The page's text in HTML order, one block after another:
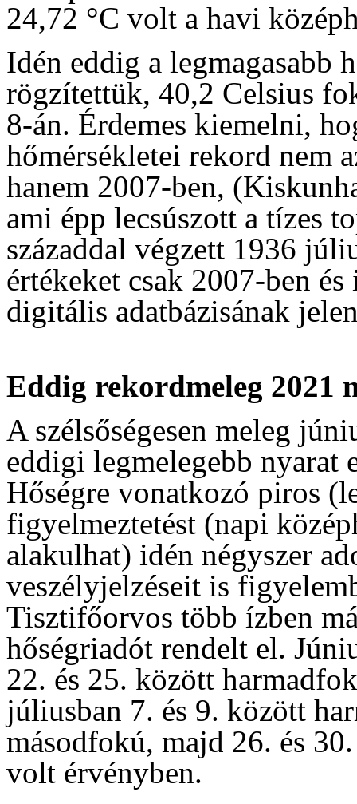
24,72 °C volt a havi
Idén eddig a legmagasabb
rögzítettük, 40,2 Celsius
8-án. Érdemes kiemelni,
hőmérsékletei rekord nem
hanem 2007-ben,
ami épp lecsúszott a tízes
századdal végzett 1936
értékeket csak 2007-ben
digitális adatbázisának
Eddig rekordmeleg 2021
A szélsőségesen meleg
eddigi legmelegebb nyarat
Hőségre vonatkozó piros
figyelmeztetést (napi
alakulhat) idén négyszer
veszélyjelzéseit is
Tisztifőorvos több ízben
hőségriadót rendelt el.
22. és 25. között
júliusban 7. és 9. között
másodfokú, majd 26. és
volt érvényben.